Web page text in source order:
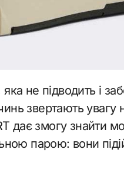
звертають увагу
дає змогу знайти
парою: вони